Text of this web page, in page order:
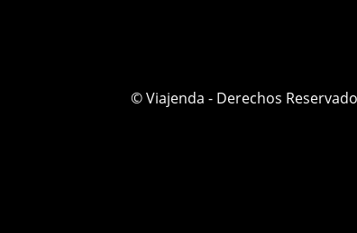
© Viajenda - Derechos